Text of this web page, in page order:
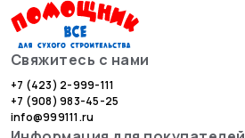
Свяжитесь с нами
+7 (423) 2-999-111
+7 (908) 983-45-25
info@999111.ru